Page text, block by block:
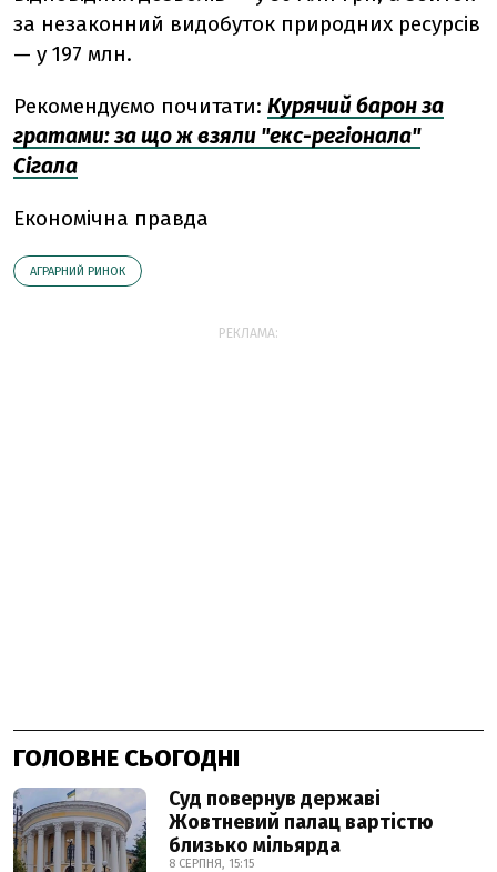
за незаконний видобуток природних ресурсів
— у 197 млн.
Рекомендуємо почитати: Курячий барон за
гратами: за що ж взяли "екс-регіонала"
Сігала
Економічна правда
АГРАРНИЙ РИНОК
РЕКЛАМА:
ГОЛОВНЕ СЬОГОДНІ
Суд повернув державі
Жовтневий палац вартістю
близько мільярда
8 СЕРПНЯ, 15:15